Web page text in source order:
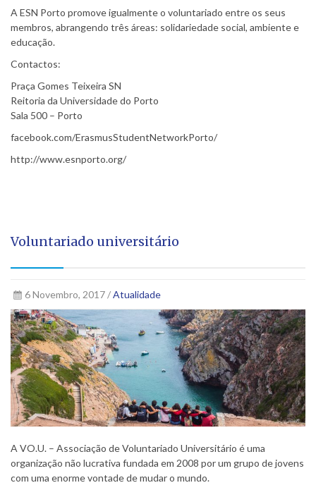
A ESN Porto promove igualmente o voluntariado entre os seus
membros, abrangendo três áreas: solidariedade social, ambiente e
educação.
Contactos:
Praça Gomes Teixeira SN
Reitoria da Universidade do Porto
Sala 500 – Porto
facebook.com/ErasmusStudentNetworkPorto/
http://www.esnporto.org/
Voluntariado universitário
6 Novembro, 2017 /Atualidade
A VO.U. – Associação de Voluntariado Universitário é uma
organização não lucrativa fundada em 2008 por um grupo de jovens
com uma enorme vontade de mudar o mundo.